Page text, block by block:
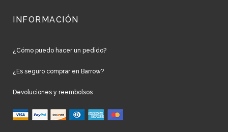
INFORMACIÓN
¿Cómo puedo hacer un pedido?
¿Es seguro comprar en Barrow?
Devoluciones y reembolsos